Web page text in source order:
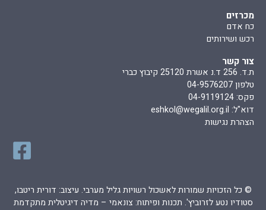
מכרזים
כח אדם
רכש ושירותים
צור קשר
ת.ד. 256 ד.נ אשרת 25120 קיבוץ כברי
טלפון 04-9576207
פקס: 04-9119124
דוא"ל: eshkol@wegalil.org.il
הצהרת נגישות
© כל הזכויות שמורות לאשכול רשויות גליל מערבי. עיצוב: דורית ריטבו,
סטודיו נטע לזרוביץ'. תכנות ופיתוח: צונאמי – מדיה דיגיטלית מתקדמת